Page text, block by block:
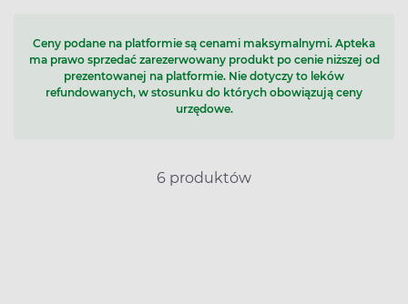
Ceny podane na platformie są cenami maksymalnymi. Apteka
ma prawo sprzedać zarezerwowany produkt po cenie niższej od
prezentowanej na platformie. Nie dotyczy to leków
refundowanych, w stosunku do których obowiązują ceny
urzędowe.
6 produktów